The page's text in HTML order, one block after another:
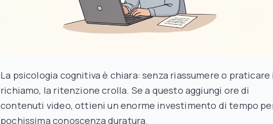
La psicologia cognitiva è chiara: senza riassumere o praticare
richiamo, la ritenzione crolla. Se a questo aggiungi ore di
contenuti video, ottieni un enorme investimento di tempo
pochissima conoscenza duratura.